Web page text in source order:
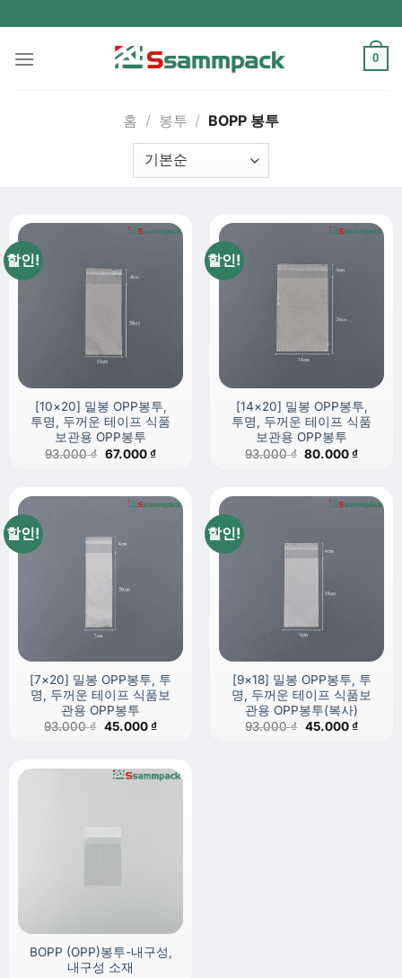
to
content
0
홈 / 봉투 / BOPP 봉투
할인!
[10×20] 밀봉 OPP봉투,
투명, 두꺼운 테이프 식품
보관용 OPP봉투
93.000₫ 원
93.000 ₫.
67.000₫현
67.000 ₫.
할인!
[14×20] 밀봉 OPP봉투,
투명, 두꺼운 테이프 식품
보관용 OPP봉투
93.000₫ 원
래
93.000 ₫.
80.000₫현
80.000
할인!
[7×20] 밀봉 OPP봉투, 투
명, 두꺼운 테이프 식품보
관용 OPP봉투
93.000₫ 원
93.000 ₫.
45.000₫현
45.000 ₫.
할인!
[9×18] 밀봉 OPP봉투, 투
명, 두꺼운 테이프 식품보
관용 OPP봉투(복사)
93.000₫ 원
45.000₫현
BOPP (OPP)봉투-내구성,
내구성 소재